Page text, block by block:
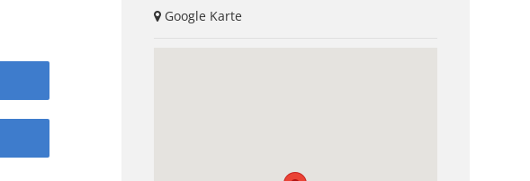
+ Google Karte